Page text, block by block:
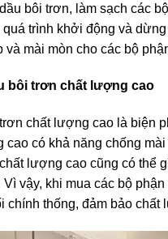
bôi trơn, làm sạch các
trình khởi động và
mài mòn cho các bộ
bôi trơn chất lượng cao
chất lượng cao là biện
có khả năng chống
lượng cao cũng có thể
vậy, khi mua các bộ
chính thống, đảm bảo